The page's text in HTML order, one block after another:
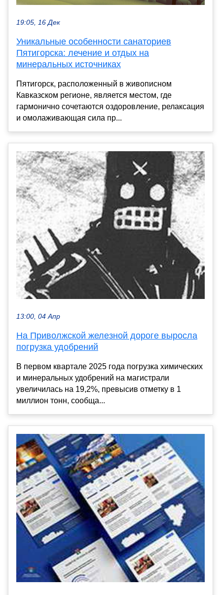
19:05, 16 Дек
Уникальные особенности санаториев
Пятигорска: лечение и отдых на
минеральных источниках
Пятигорск, расположенный в живописном
Кавказском регионе, является местом, где
гармонично сочетаются оздоровление, релаксация
и омолаживающая сила пр...
13:00, 04 Апр
На Приволжской железной дороге выросла
погрузка удобрений
В первом квартале 2025 года погрузка химических
и минеральных удобрений на магистрали
увеличилась на 19,2%, превысив отметку в 1
миллион тонн, сообща...